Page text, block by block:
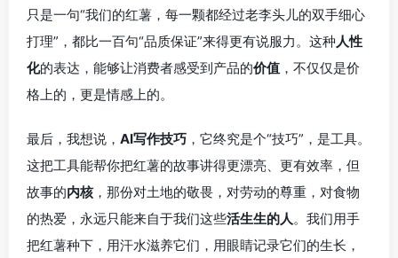
只是一句“我们的红薯，每一颗都经过老李头儿的双手细心
打理”，都比一百句“品质保证”来得更有说服力。这种 人性
化的表达，能够让消费者感受到产品的价值 ，不仅仅是价
格上的，更是情感上的。
最后，我想说， AI写作技巧 ，它终究是个“技巧”，是工具。
这把工具能帮你把红薯的故事讲得更漂亮、更有效率，但
故事的内核，那份对土地的敬畏，对劳动的尊重，对食物
的热爱，永远只能来自于我们这些活生生的人 。我们用手
把红薯种下，用汗水滋养它们，用眼睛记录它们的生长，